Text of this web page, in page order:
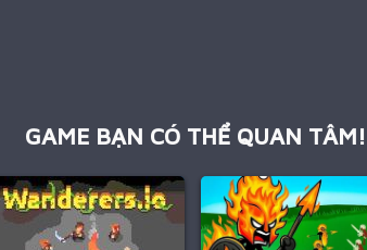
GAME BẠN CÓ THỂ QUAN TÂM!